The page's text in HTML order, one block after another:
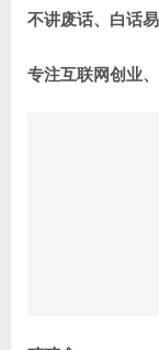
不讲废话、白话
专注互联网创业